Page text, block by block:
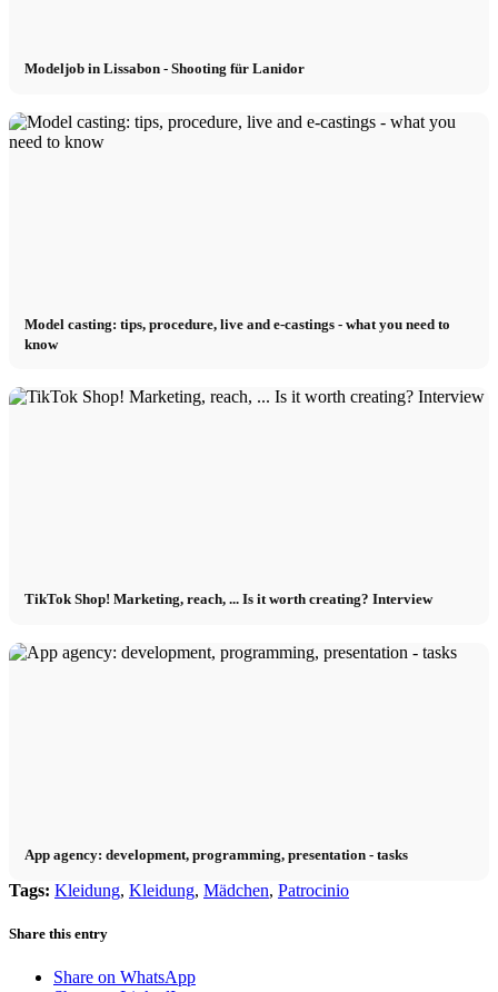
Modeljob in Lissabon - Shooting für Lanidor
Model casting: tips, procedure, live and e-castings - what you need to
know
TikTok Shop! Marketing, reach, ... Is it worth creating? Interview
App agency: development, programming, presentation - tasks
Tags: Kleidung, Kleidung, Mädchen, Patrocinio
Share this entry
Share on WhatsApp